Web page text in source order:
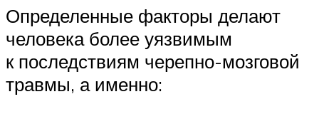
Определенные факторы делают
человека более уязвимым
к последствиям черепно-мозговой
травмы, а именно: